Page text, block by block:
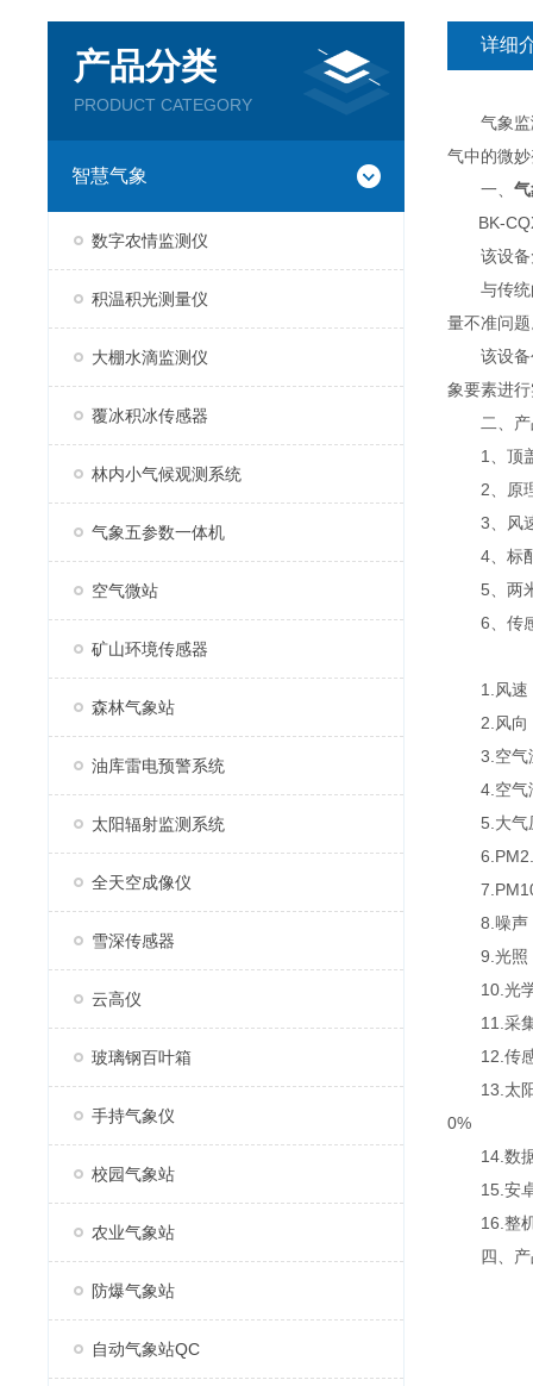
产品分类
PRODUCT CATEGORY
智慧气象
数字农情监测仪
积温积光测量仪
大棚水滴监测仪
覆冰积冰传感器
林内小气候观测系统
气象五参数一体机
空气微站
矿山环境传感器
森林气象站
油库雷电预警系统
太阳辐射监测系统
全天空成像仪
雪深传感器
云高仪
玻璃钢百叶箱
手持气象仪
校园气象站
农业气象站
防爆气象站
自动气象站QC
详细
气象监测
气中的微
一、
BK-
该设备免
与传统
量不准问
该设备创
象要素进
二、产
1、顶盖
2、原理
3、风速
4、标配
5、两米
6、传感
1.风速：
2.风向：
3.空气温
4.空气湿
5.大气压
6.PM2.5
7.PM10
8.噪声：
9.光照：
10.光学
11.采集
12.传感
13.太阳
0%
14.数据
15.安卓7
16.整机
四、产